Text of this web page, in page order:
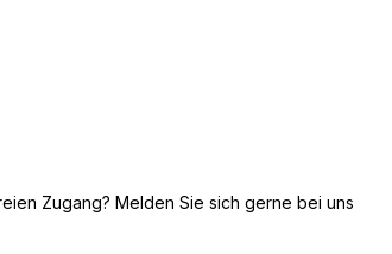
Zugang? Melden Sie sich gerne bei uns